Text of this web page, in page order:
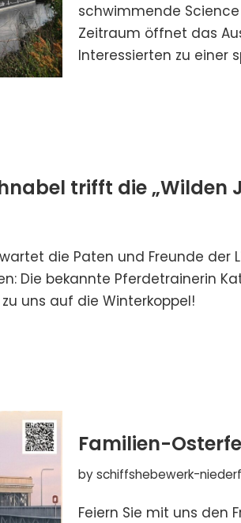
schwimmende
Zeitraum öffnet das
Interessierten zu einer
trifft die „Wilden
die Paten und Freunde der
Die bekannte Pferdetrainerin
uns auf die Winterkoppel!
Familien-
byschiffshebewerk-
Feiern Sie mit uns den